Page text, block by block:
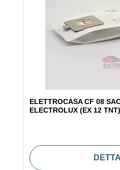
ELETTROCASA CF 08
ELECTROLUX (EX 12 TNT)